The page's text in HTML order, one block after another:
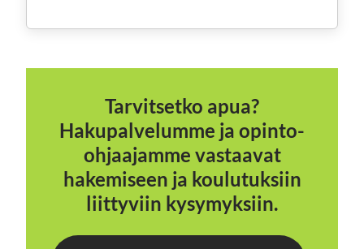
Tarvitsetko apua?
Hakupalvelumme ja opinto-
ohjaajamme vastaavat
hakemiseen ja koulutuksiin
liittyviin kysymyksiin.